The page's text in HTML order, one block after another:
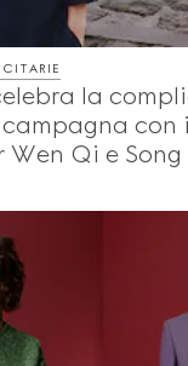
la
con
Wen Qi e